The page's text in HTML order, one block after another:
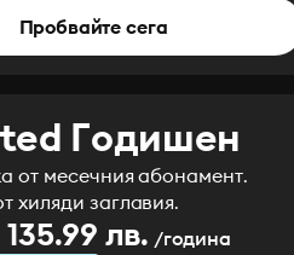
Пробвайте сега
Годишен
от месечния абонамент.
хиляди заглавия.
лв. /година